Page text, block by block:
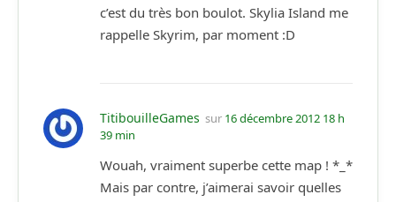
c’est du très bon boulot. Skylia Island me
rappelle Skyrim, par moment :D
TitibouilleGames sur 16 décembre 2012 18 h
39 min
Wouah, vraiment superbe cette map ! *_*
Mais par contre, j’aimerai savoir quelles